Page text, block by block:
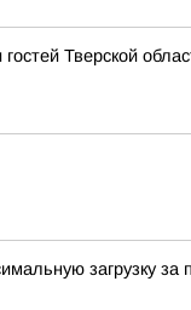
Тверской
загрузку за